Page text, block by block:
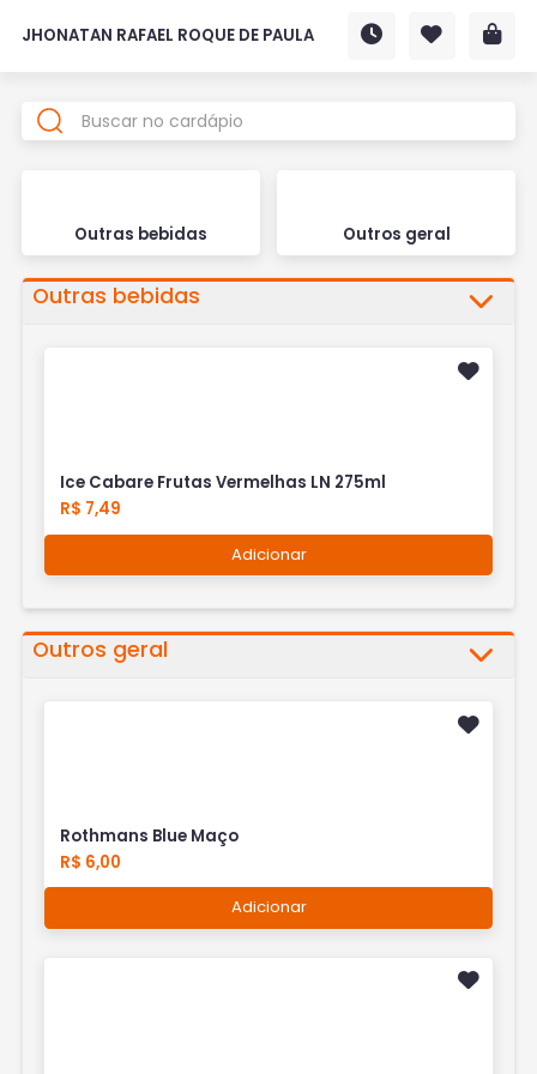
JHONATAN RAFAEL ROQUE DE PAULA
Outras bebidas Outros geral
Outras bebidas
Ice Cabare Frutas Vermelhas LN 275ml
R$ 7,49
Adicionar
Outros geral
Rothmans Blue Maço
R$ 6,00
Adicionar